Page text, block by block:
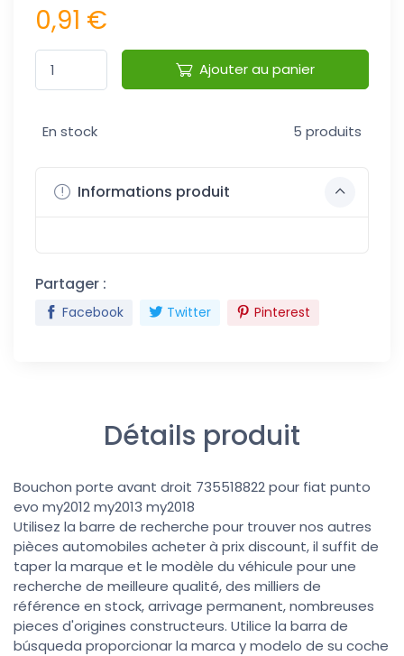
0,91 €
Ajouter au panier
En stock 5 produits
Informations produit
Partager :
Facebook Twitter Pinterest
Détails produit
Bouchon porte avant droit 735518822 pour fiat punto
evo my2012 my2013 my2018
Utilisez la barre de recherche pour trouver nos autres
pièces automobiles acheter à prix discount, il suffit de
taper la marque et le modèle du véhicule pour une
recherche de meilleure qualité, des milliers de
référence en stock, arrivage permanent, nombreuses
pieces d'origines constructeurs. Utilice la barra de
búsqueda proporcionar la marca y modelo de su coche